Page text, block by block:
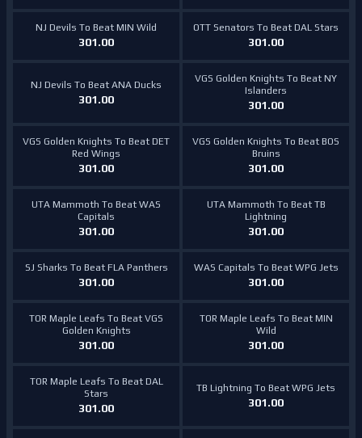
NJ Devils To Beat MIN Wild
301.00
OTT Senators To Beat DAL Stars
301.00
NJ Devils To Beat ANA Ducks
301.00
VGS Golden Knights To Beat NY
Islanders
301.00
VGS Golden Knights To Beat DET
Red Wings
301.00
VGS Golden Knights To Beat BOS
Bruins
301.00
UTA Mammoth To Beat WAS
Capitals
301.00
UTA Mammoth To Beat TB
Lightning
301.00
SJ Sharks To Beat FLA Panthers
301.00
WAS Capitals To Beat WPG Jets
301.00
TOR Maple Leafs To Beat VGS
Golden Knights
301.00
TOR Maple Leafs To Beat MIN
Wild
301.00
TOR Maple Leafs To Beat DAL
Stars
301.00
TB Lightning To Beat WPG Jets
301.00